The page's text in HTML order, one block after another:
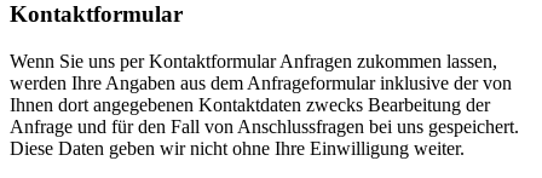
Kontaktformular
Wenn Sie uns per Kontaktformular Anfragen zukommen lassen,
werden Ihre Angaben aus dem Anfrageformular inklusive der von
Ihnen dort angegebenen Kontaktdaten zwecks Bearbeitung der
Anfrage und für den Fall von Anschlussfragen bei uns gespeichert.
Diese Daten geben wir nicht ohne Ihre Einwilligung weiter.